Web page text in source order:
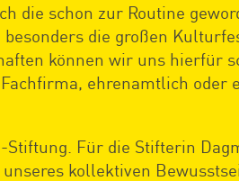
die schon zur Routine
die großen
können wir uns hierfür
ehrenamtlich oder
Stiftung. Für die Stifterin
kollektiven